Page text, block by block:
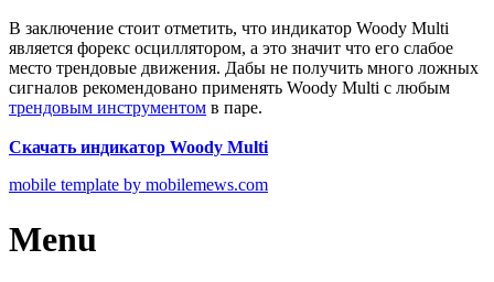
В заключение стоит отметить, что индикатор Woody Multi
является форекс осциллятором, а это значит что его слабое
место трендовые движения. Дабы не получить много ложных
сигналов рекомендовано применять Woody Multi с любым
трендовым инструментом в паре.
Скачать индикатор Woody Multi
mobile template by mobilemews.com
Menu